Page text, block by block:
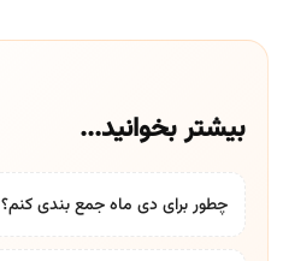
بیشتر بخوانید...
چطور برای دی ماه جمع بندی کنم؟